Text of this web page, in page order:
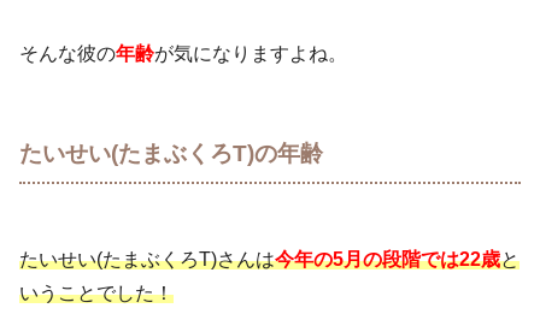
そんな彼の年齢が気になりますよね。
たいせい(たまぶくろT)の年齢
たいせい(たまぶくろT)さんは今年の5月の段階では22歳と
いうことでした！